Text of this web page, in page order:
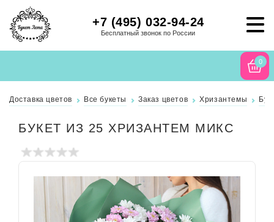
+7 (495) 032-94-24
Бесплатный звонок по России
0
Доставка цветов Все букеты Заказ цветов Хризантемы
БУКЕТ ИЗ 25 ХРИЗАНТЕМ МИКС